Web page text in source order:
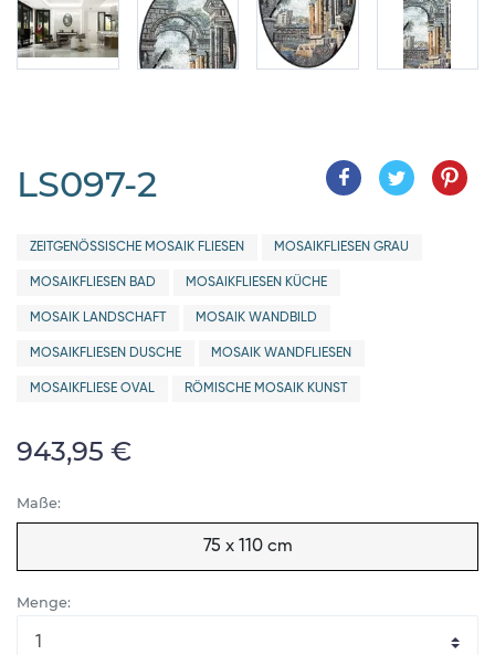
LS097-2
ZEITGENÖSSISCHE MOSAIK FLIESEN MOSAIKFLIESEN GRAU
MOSAIKFLIESEN BAD MOSAIKFLIESEN KÜCHE
MOSAIK LANDSCHAFT MOSAIK WANDBILD
MOSAIKFLIESEN DUSCHE MOSAIK WANDFLIESEN
MOSAIKFLIESE OVAL RÖMISCHE MOSAIK KUNST
943,95 €
Maße:
75 x 110 cm
Menge: